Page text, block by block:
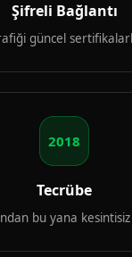
Şifreli Bağlantı
güncel
2018
Tecrübe
bu yana